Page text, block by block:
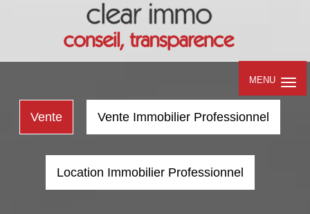
MENU
Vente Vente Immobilier Professionnel
Location Immobilier Professionnel